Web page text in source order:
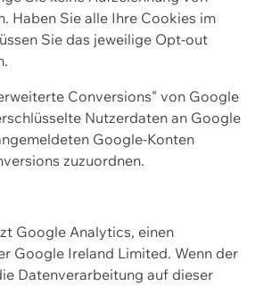
Haben Sie alle Ihre Cookies im
Sie das jeweilige Opt-out
Conversions" von Google
Nutzerdaten an Google
Google-Konten
zuzuordnen.
Google Analytics, einen
Google Ireland Limited. Wenn der
Datenverarbeitung auf dieser